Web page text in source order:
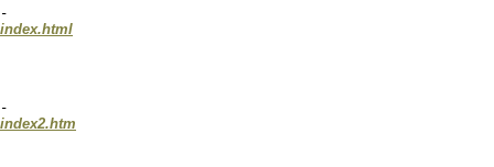
-
index.html
-
index2.htm